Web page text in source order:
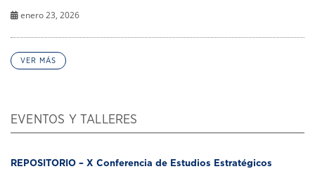
enero 23, 2026
VER MÁS
EVENTOS Y TALLERES
REPOSITORIO – X Conferencia de Estudios Estratégicos